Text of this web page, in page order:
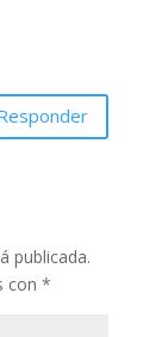
publicada.
con *